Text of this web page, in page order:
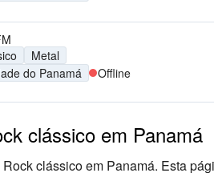
Metal
do Panamá Offline
clássico em Panamá
clássico em Panamá. Esta